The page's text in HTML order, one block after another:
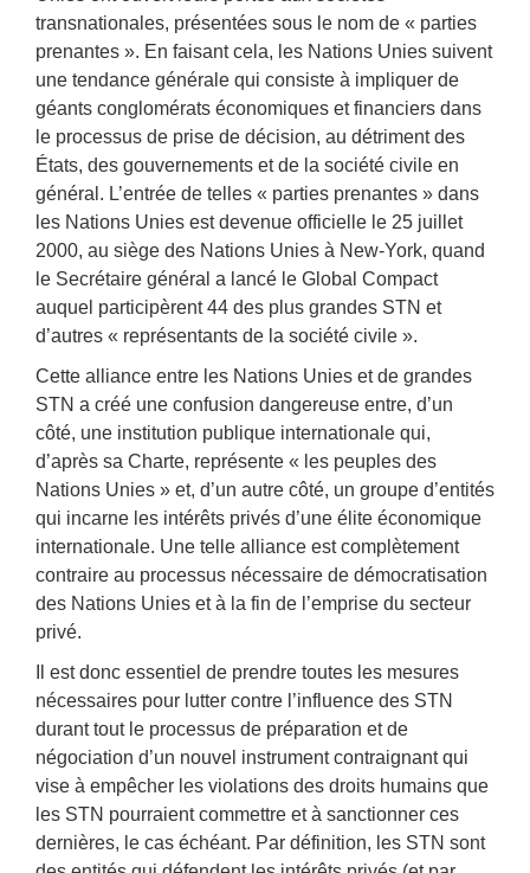
transnationales, présentées sous le nom de « parties
prenantes ». En faisant cela, les Nations Unies suivent
une tendance générale qui consiste à impliquer de
géants conglomérats économiques et financiers dans
le processus de prise de décision, au détriment des
États, des gouvernements et de la société civile en
général. L’entrée de telles « parties prenantes » dans
les Nations Unies est devenue officielle le 25 juillet
2000, au siège des Nations Unies à New-York, quand
le Secrétaire général a lancé le Global Compact
auquel participèrent 44 des plus grandes STN et
d’autres « représentants de la société civile ».
Cette alliance entre les Nations Unies et de grandes
STN a créé une confusion dangereuse entre, d’un
côté, une institution publique internationale qui,
d’après sa Charte, représente « les peuples des
Nations Unies » et, d’un autre côté, un groupe d’entités
qui incarne les intérêts privés d’une élite économique
internationale. Une telle alliance est complètement
contraire au processus nécessaire de démocratisation
des Nations Unies et à la fin de l’emprise du secteur
privé.
Il est donc essentiel de prendre toutes les mesures
nécessaires pour lutter contre l’influence des STN
durant tout le processus de préparation et de
négociation d’un nouvel instrument contraignant qui
vise à empêcher les violations des droits humains que
les STN pourraient commettre et à sanctionner ces
dernières, le cas échéant. Par définition, les STN sont